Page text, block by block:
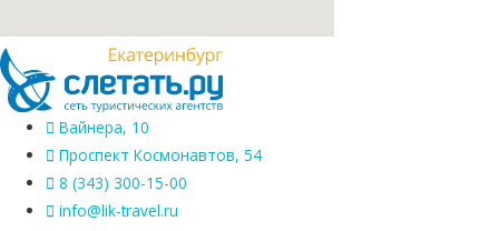
Вайнера, 10
Проспект Космонавтов, 54
8 (343) 300-15-00
info@lik-travel.ru